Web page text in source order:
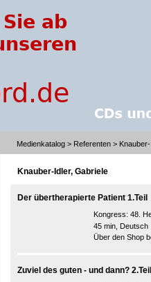
Medienkatalog > Referenten >
Knauber-Idler, Gabriele
Der übertherapierte Patient 1.Teil
Kongress: 48.
45 min, Deutsch
Über den Shop
Zuviel des guten - und dann? 2.Teil